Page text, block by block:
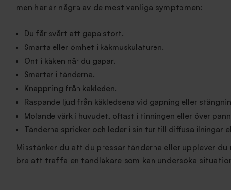
men här är några av de mest vanliga symptomen:
Du får svårt att gapa stort.
Smärta eller ömhet i käkmuskulaturen.
Ont i käken när du gapar.
Smärtar i tänderna.
Knäppning från käkleden.
Raspande ljud från käkledsena vid gapning eller
Molande värk i huvudet, oftast i tinningen eller över
Tänderna spricker och leder i sin tur till diffusa ilningar
Misstänker du att du pressar tänderna eller upplever
bra att träffa en tandläkare som kan undersöka